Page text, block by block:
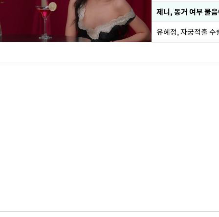
제니, 동거 여부 물
유혜정, 자궁적출